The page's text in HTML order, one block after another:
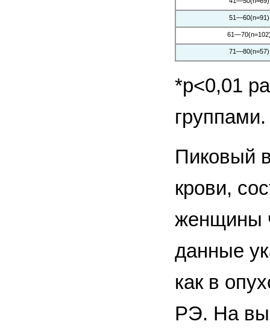
51—60(n=91)
71—80(n=57)
*р<0,01
группами.
Пиковый
крови,
женщины
данные
как в
РЭ. На